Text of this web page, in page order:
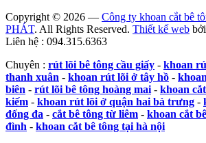
Copyright © 2026 — Công ty khoan cắt bê
PHÁT. All Rights Reserved. Thiết kế web
Liên hệ : 094.315.6363
Chuyên : rút lõi bê tông cầu giấy - khoan
thanh xuân - khoan rút lõi ở tây hồ -
biên - rút lõi bê tông hoàng mai - khoan
kiếm - khoan rút lõi ở quận hai bà trưng -
đống đa - cắt bê tông từ liêm - khoan cắt
đình - khoan cắt bê tông tại hà nội